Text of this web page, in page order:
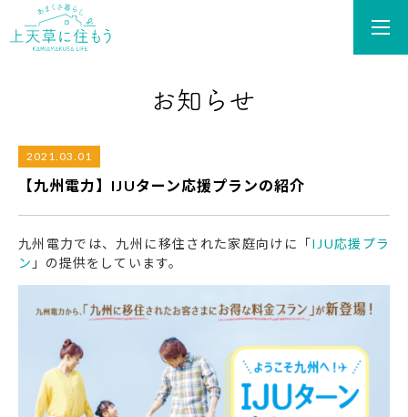
【九州電力】IJUターン応援プランの紹介
2021.03.01
九州電力では、九州に移住された家庭向けに「IJU応援プラ
ン 」の提供をしています。